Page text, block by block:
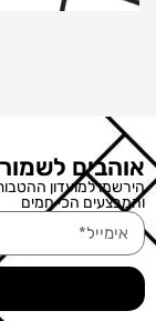
אוהבים
הירשמו למועדון
והמבצעים הכי חמים